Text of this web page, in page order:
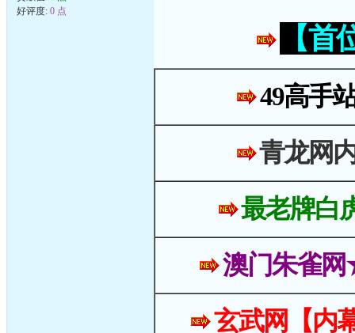
好评度: 0 点
【
49高手
青龙网
最老牌白
澳门朱雀
玄武网【内